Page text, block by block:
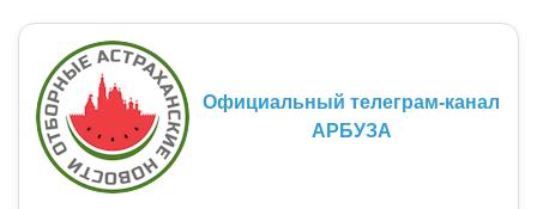
Официальный телеграм-канал
АРБУЗА